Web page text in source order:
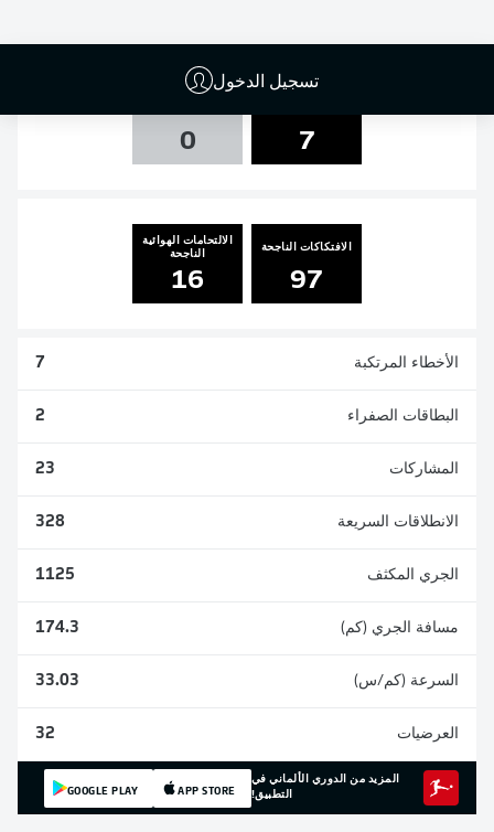
تسجيل الدخول
7
0
الافتكاكات الناجحة
97
الالتحامات الهوائية
الناجحة
16
الأخطاء المرتكبة 7
البطاقات الصفراء 2
المشاركات 23
الانطلاقات السريعة 328
الجري المكثف 1125
مسافة الجري (كم) 174.3
السرعة (كم/س) 33.03
العرضيات 32
المزيد من الدوري الألماني في
التطبيق!
APP STORE
GOOGLE PLAY